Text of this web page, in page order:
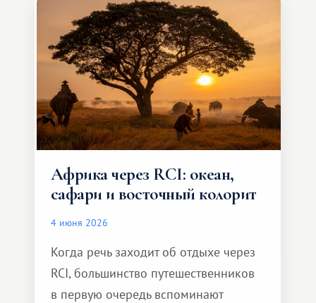
масштабное, но тёплое
и запоминающееся :)
Африка через RCI: океан,
сафари и восточный колорит
4 июня 2026
Когда речь заходит об отдыхе через
RCI, большинство путешественников
в первую очередь вспоминают